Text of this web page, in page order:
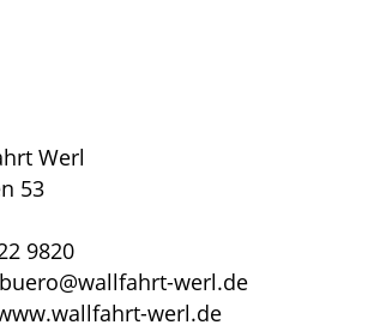
Werl
53
9820
werl.de
werl.de